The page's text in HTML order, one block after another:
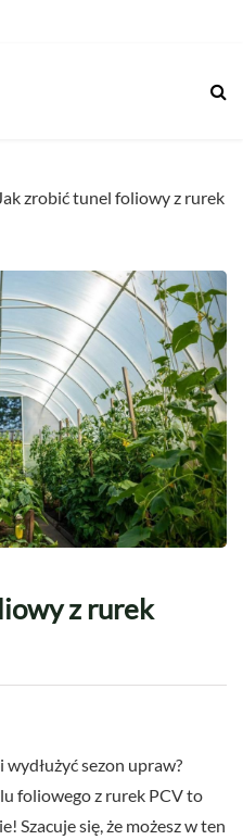
zrobić tunel foliowy z rurek
z rurek
sezon upraw?
foliowego z rurek PCV to
Szacuje się, że możesz w ten